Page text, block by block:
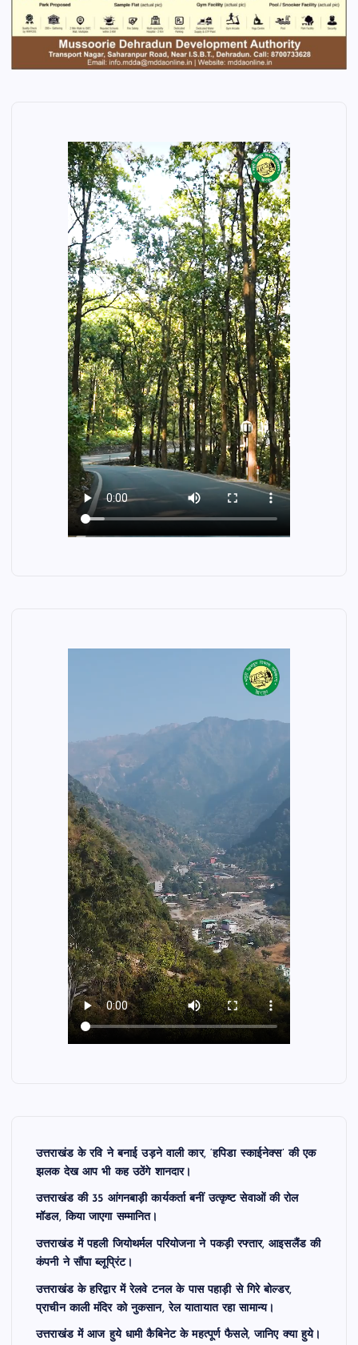
उत्तराखंड के रवि ने बनाई उड़ने वाली कार, ‘हपिडा स्काईनेक्स’ की एक
झलक देख आप भी कह उठेंगे शानदार।
उत्तराखंड की 35 आंगनबाड़ी कार्यकर्ता बनीं उत्कृष्ट सेवाओं की रोल
मॉडल, किया जाएगा सम्मानित।
उत्तराखंड में पहली जियोथर्मल परियोजना ने पकड़ी रफ्तार, आइसलैंड की
कंपनी ने सौंपा ब्लूप्रिंट।
उत्तराखंड के हरिद्वार में रेलवे टनल के पास पहाड़ी से गिरे बोल्डर,
प्राचीन काली मंदिर को नुकसान, रेल यातायात रहा सामान्य।
उत्तराखंड में आज हुये धामी कैबिनेट के महत्पूर्ण फैसले, जानिए क्या हुये।